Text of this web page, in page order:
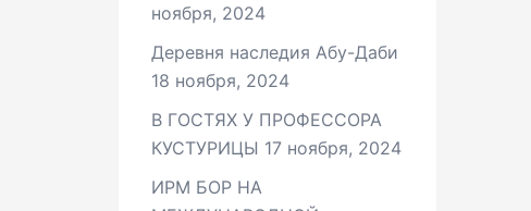
ноября, 2024
Деревня наследия Абу-Даби
18 ноября, 2024
В ГОСТЯХ У ПРОФЕССОРА
КУСТУРИЦЫ 17 ноября, 2024
ИРМ БОР НА